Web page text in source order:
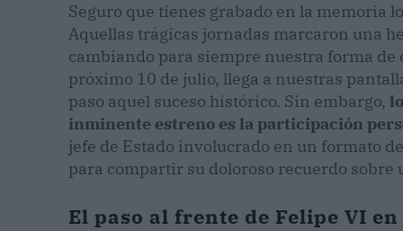
Seguro que tienes grabado en la memoria
Aquellas trágicas jornadas marcaron una
cambiando para siempre nuestra forma
próximo 10 de julio, llega a nuestras
paso aquel suceso histórico. Sin embargo,
inminente estreno es la participación
jefe de Estado involucrado en un formato
para compartir su doloroso recuerdo sobre
El paso al frente de Felipe VI